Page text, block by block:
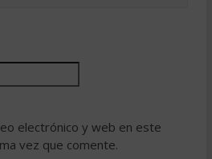
electrónico y web en este
vez que comente.